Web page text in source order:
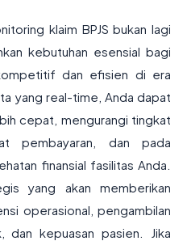
klaim BPJS bukan lagi
kebutuhan esensial bagi
dan efisien di era
yang real-time, Anda dapat
cepat, mengurangi tingkat
pembayaran, dan pada
finansial fasilitas Anda.
yang akan memberikan
operasional, pengambilan
dan kepuasan pasien. Jika